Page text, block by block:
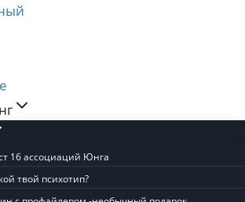
16 ассоциаций Юнга
твой психотип?